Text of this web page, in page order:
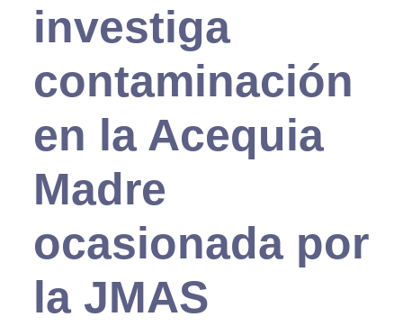
investiga
contaminación
en la Acequia
Madre
ocasionada por
la JMAS